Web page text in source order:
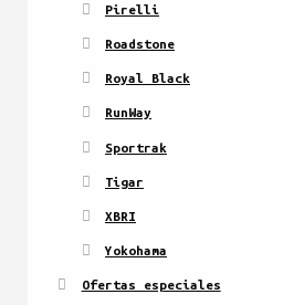
Pirelli
Roadstone
Royal Black
RunWay
Sportrak
Tigar
XBRI
Yokohama
Ofertas especiales